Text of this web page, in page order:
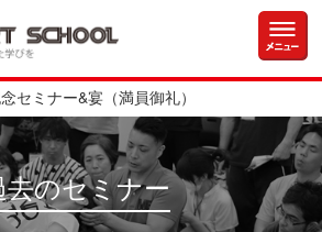
セミナー&宴（満員御礼）
去のセミナー